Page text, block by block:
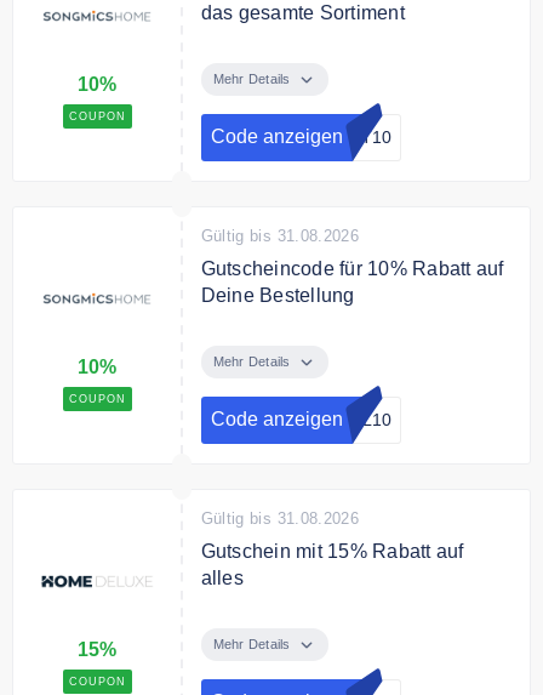
10%
COUPON
das gesamte Sortiment
10% Rabatt auf das gesamte
Sortiment zu sparen.
Mehr Details
Code anzeigen UT10
10%
COUPON
Gültig bis 31.08.2026
Gutscheincode für 10% Rabatt auf
Deine Bestellung
Gutscheincode 10% auf Deine
Mehr Details
Code anzeigen OL10
15%
COUPON
Gültig bis 31.08.2026
Gutschein mit 15% Rabatt auf
alles
Home Deluxe Gutscheincode auf
das gesamte Sortiment
Mehr Details